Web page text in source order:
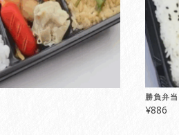
勝負弁
¥886